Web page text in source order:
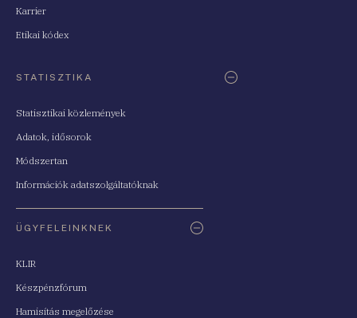
Karrier
Etikai kódex
STATISZTIKA
Statisztikai közlemények
Adatok, idősorok
Módszertan
Információk adatszolgáltatóknak
ÜGYFELEINKNEK
KLIR
Készpénzfórum
Hamisítás megelőzése